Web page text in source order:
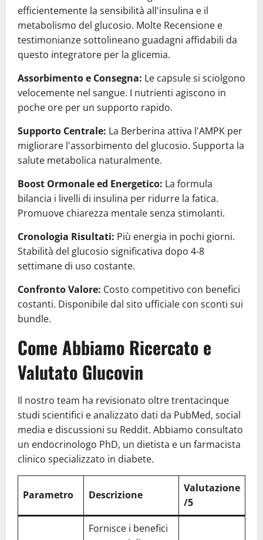
efficientemente la sensibilità all'insulina e il
metabolismo del glucosio. Molte Recensione e
testimonianze sottolineano guadagni affidabili da
questo integratore per la glicemia.
Assorbimento e Consegna: Le capsule si sciolgono
velocemente nel sangue. I nutrienti agiscono in
poche ore per un supporto rapido.
Supporto Centrale: La Berberina attiva l'AMPK per
migliorare l'assorbimento del glucosio. Supporta la
salute metabolica naturalmente.
Boost Ormonale ed Energetico: La formula
bilancia i livelli di insulina per ridurre la fatica.
Promuove chiarezza mentale senza stimolanti.
Cronologia Risultati: Più energia in pochi giorni.
Stabilità del glucosio significativa dopo 4-8
settimane di uso costante.
Confronto Valore: Costo competitivo con benefici
costanti. Disponibile dal sito ufficiale con sconti sui
bundle.
Come Abbiamo Ricercato e
Valutato Glucovin
Il nostro team ha revisionato oltre trentacinque
studi scientifici e analizzato dati da PubMed, social
media e discussioni su Reddit. Abbiamo consultato
un endocrinologo PhD, un dietista e un farmacista
clinico specializzato in diabete.
Parametro Descrizione
Valutazione
/5
Fornisce i benefici